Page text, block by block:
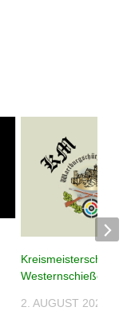
Westernschießen
2. AUGUST 2026